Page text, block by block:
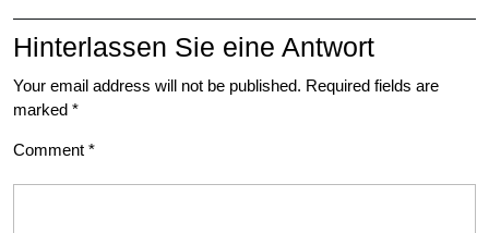
Hinterlassen Sie eine Antwort
Your email address will not be published. Required fields are
marked *
Comment *